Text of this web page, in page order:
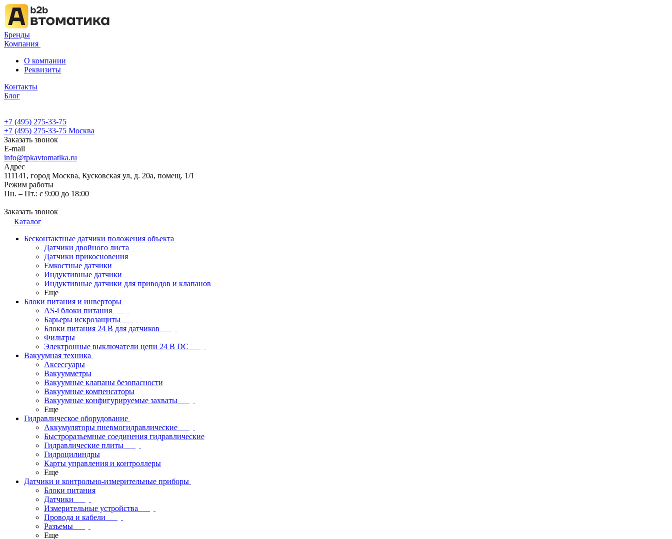
Бренды
Компания
О компании
Реквизиты
Контакты
Блог
+7 (495) 275-33-75
+7 (495) 275-33-75 Москва
Заказать звонок
E-mail
info@tpkavtomatika.ru
Адрес
111141, город Москва, Кусковская ул, д. 20а, помещ. 1/1
Режим работы
Пн. – Пт.: с 9:00 до 18:00
Заказать звонок
Каталог
Бесконтактные датчики положения объекта
Датчики двойного листа
Датчики прикосновения
Емкостные датчики
Индуктивные датчики
Индуктивные датчики для приводов и клапанов
Еще
Блоки питания и инверторы
AS-i блоки питания
Барьеры искрозащиты
Блоки питания 24 В для датчиков
Фильтры
Электронные выключатели цепи 24 В DC
Вакуумная техника
Аксессуары
Вакуумметры
Вакуумные клапаны безопасности
Вакуумные компенсаторы
Вакуумные конфигурируемые захваты
Еще
Гидравлическое оборудование
Аккумуляторы пневмогидравлические
Быстроразъемные соединения гидравлические
Гидравлические плиты
Гидроцилиндры
Карты управления и контроллеры
Еще
Датчики и контрольно-измерительные приборы
Блоки питания
Датчики
Измерительные устройства
Провода и кабели
Разъемы
Еще